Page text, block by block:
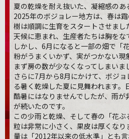
夏の乾燥を耐え抜いた、凝縮感のあ
2025年のボジョレー地方は、春は
樹は順調に生育をスタートさせま
天候に恵まれ、生産者たちは胸をな
しかし、6月になると一部の畑で「
粉がうまくいかず、実がつかない
まず房の数が少なくなってしまいま
さらに7月から8月にかけて、ボジ
る暑く乾燥した夏に見舞われます
酷暑にはなりませんでしたが、雨
が続いたのです。
この少雨と乾燥、そして春の「花
粒は非常に小さく、果皮は厚くな
量は「2012年以来の低水準」とも